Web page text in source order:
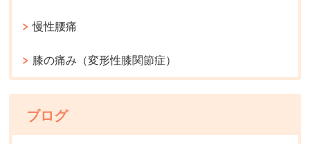
慢性腰痛
膝の痛み（変形性膝関節症）
ブログ